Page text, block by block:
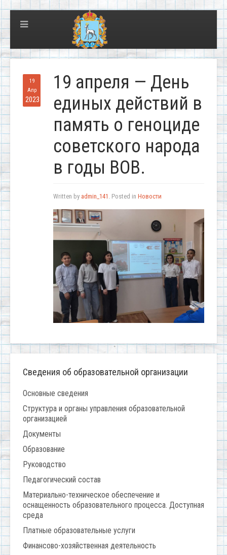
19
Апр
2023
19 апреля — День
единых действий в
память о геноциде
советского народа
в годы ВОВ.
Written by admin_141 . Posted in Новости
Сведения об образовательной организации
Основные сведения
Структура и органы управления образовательной
организацией
Документы
Образование
Руководство
Педагогический состав
Материально-техническое обеспечение и
оснащенность образовательного процесса. Доступная
среда
Платные образовательные услуги
Финансово-хозяйственная деятельность